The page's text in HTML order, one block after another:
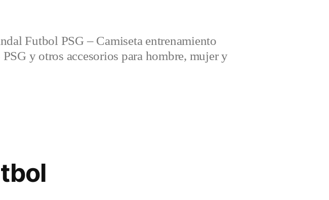
Futbol PSG – Camiseta entrenamiento
y otros accesorios para hombre, mujer y